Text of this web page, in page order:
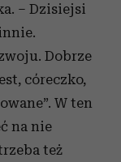
– Dzisiejsi
Dobrze
córeczko,
W ten
na nie
też